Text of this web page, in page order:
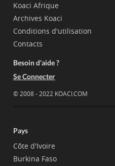
Koaci Afrique
Archives Koaci
Conditions d'utilisation
Contacts
Besoin d'aide ?
Se Connecter
© 2008 - 2022 KOACI.COM
Pays
Côte d'Ivoire
Burkina Faso